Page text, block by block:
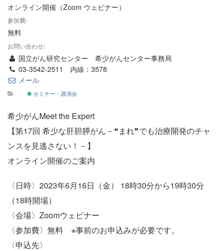
オンライン開催（Zoom ウェビナー）
参加費:
無料
お問い合わせ:
国立がん研究センター 希少がんセンター事務局
03-3542-2511 内線：3578
メール
セミナー・講演会
希少がんMeet the Expert
【第17回 希少な肝胆膵がん－❝まれ❞でも治療開発のチャ
ンスを見逃さない！－】
オンライン開催のご案内
〈日時〉2023年6月16日（金） 18時30分から19時30分
（18時開場）
〈会場〉Zoomウェビナー
〈参加費〉無料 ※事前のお申込みが必要です。
〈申込先〉